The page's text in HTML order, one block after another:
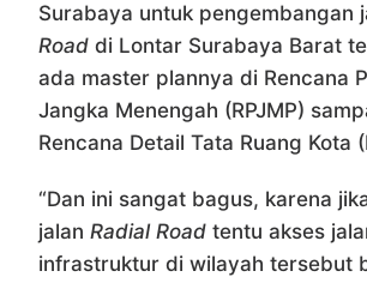
Surabaya untuk pengembangan
Road di Lontar Surabaya Barat
ada master plannya di Rencana
Jangka Menengah (RPJMP)
Rencana Detail Tata Ruang Kota
“Dan ini sangat bagus, karena
jalan Radial Road tentu akses
infrastruktur di wilayah tersebut